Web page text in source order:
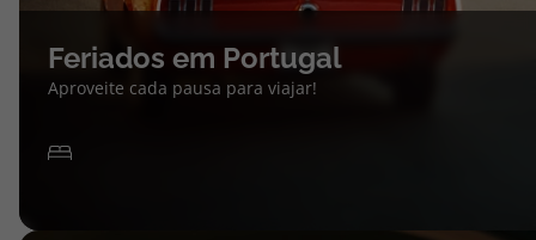
Feriados em Portugal
Aproveite cada pausa para viajar!